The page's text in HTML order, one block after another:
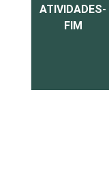
ATIVIDADES-
FIM